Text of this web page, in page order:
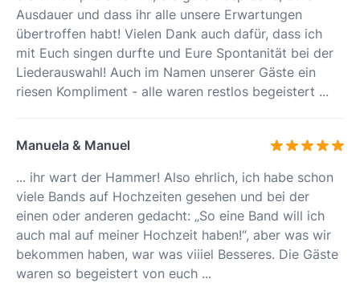
Ausdauer und dass ihr alle unsere Erwartungen
übertroffen habt! Vielen Dank auch dafür, dass ich
mit Euch singen durfte und Eure Spontanität bei der
Liederauswahl! Auch im Namen unserer Gäste ein
riesen Kompliment - alle waren restlos begeistert ...
Manuela & Manuel
... ihr wart der Hammer! Also ehrlich, ich habe schon
viele Bands auf Hochzeiten gesehen und bei der
einen oder anderen gedacht: „So eine Band will ich
auch mal auf meiner Hochzeit haben!“, aber was wir
bekommen haben, war was viiiel Besseres. Die Gäste
waren so begeistert von euch ...